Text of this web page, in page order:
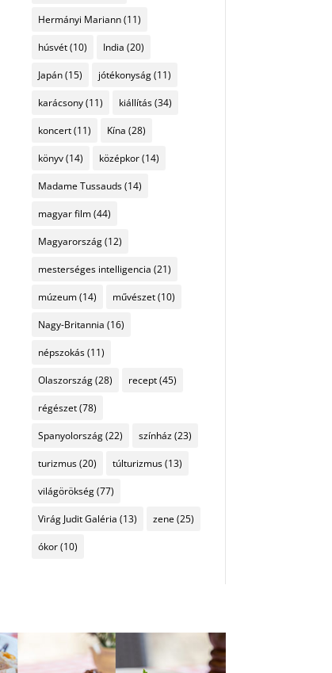
Hermányi Mariann(11)
húsvét(10) India (20)
Japán(15) jótékonyság(11)
karácsony(11) kiállítás(34)
koncert(11) Kína (28)
könyv(14) középkor(14)
Madame Tussauds(14)
magyar film(44)
Magyarország(12)
mesterséges intelligencia (21)
múzeum(14) művészet(10)
Nagy-Britannia (16)
népszokás(11)
Olaszország(28) recept(45)
régészet(78)
Spanyolország(22) színház(23)
turizmus(20) túlturizmus(13)
világörökség(77)
Virág Judit Galéria (13) zene (25)
ókor(10)